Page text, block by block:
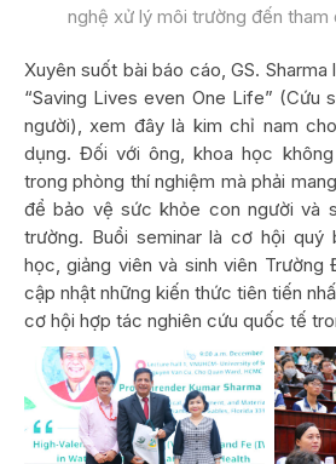
nghệ xử lý môi trường đến tham
Xuyên suốt bài báo cáo, GS. Sharma
“Saving Lives even One Life” (Cứu
người), xem đây là kim chỉ nam
dụng. Đối với ông, khoa học
trong phòng thí nghiệm mà phải
để bảo vệ sức khỏe con người và
trường. Buổi seminar là cơ hội quý
học, giảng viên và sinh viên Trường
cập nhật những kiến thức tiên tiến
cơ hội hợp tác nghiên cứu quốc tế